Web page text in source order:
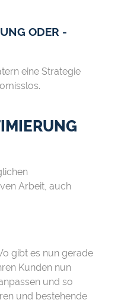
ODER -
eine Strategie
Arbeit, auch
gibt es nun gerade
Kunden nun
und so
und bestehende